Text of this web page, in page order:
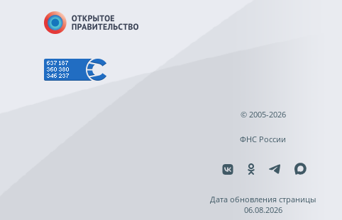
© 2005-2026
ФНС России
Дата обновления страницы
06.08.2026